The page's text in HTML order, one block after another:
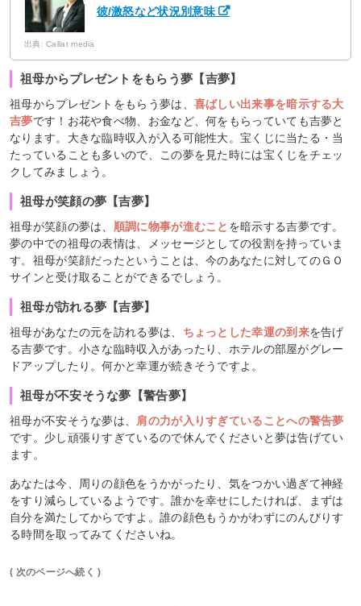
彼/激怒など状況別意味
出典: Callat media
祖母からプレゼントをもらう夢【吉夢】
祖母からプレゼントをもらう夢は、 喜ばしい出来事を暗示する大
吉夢です！お花や食べ物、お金など、何をもらっていても吉夢と
なります。大きな臨時収入が入る可能性大。宝くじに当たる・当
たっていることも多いので、この夢を見た時には宝くじをチェッ
クしてみましょう。
祖母が笑顔の夢【吉夢】
祖母が笑顔の夢は、 順調に物事が進むこと を暗示する吉夢です。
夢の中での祖母の表情は、メッセージとしての役割を持っていま
す。祖母が笑顔だったということは、今のあなたに対してのＧＯ
サインと受け取ることができるでしょう。
祖母が訪れる夢【吉夢】
祖母があなたの元を訪れる夢は、 ちょっとした幸運の到来を告げ
る吉夢です。小さな臨時収入があったり、ホテルの部屋がグレー
ドアップしたり。何かと幸運が続きそうですよ。
祖母が不安そうな夢【警告夢】
祖母が不安そうな夢は、 肩の力が入りすぎていることへの警告夢
です。少し頑張りすぎているので休んでくださいと夢は告げてい
ます。
あなたは今、周りの顔色をうかがったり、気をつかい過ぎて神経
をすり減らしているようです。誰かを幸せにしたければ、まずは
自分を満たしてからですよ。誰の顔色もうかがわずにのんびりす
る時間を取ってみてくださいね。
( 次のページへ続く )